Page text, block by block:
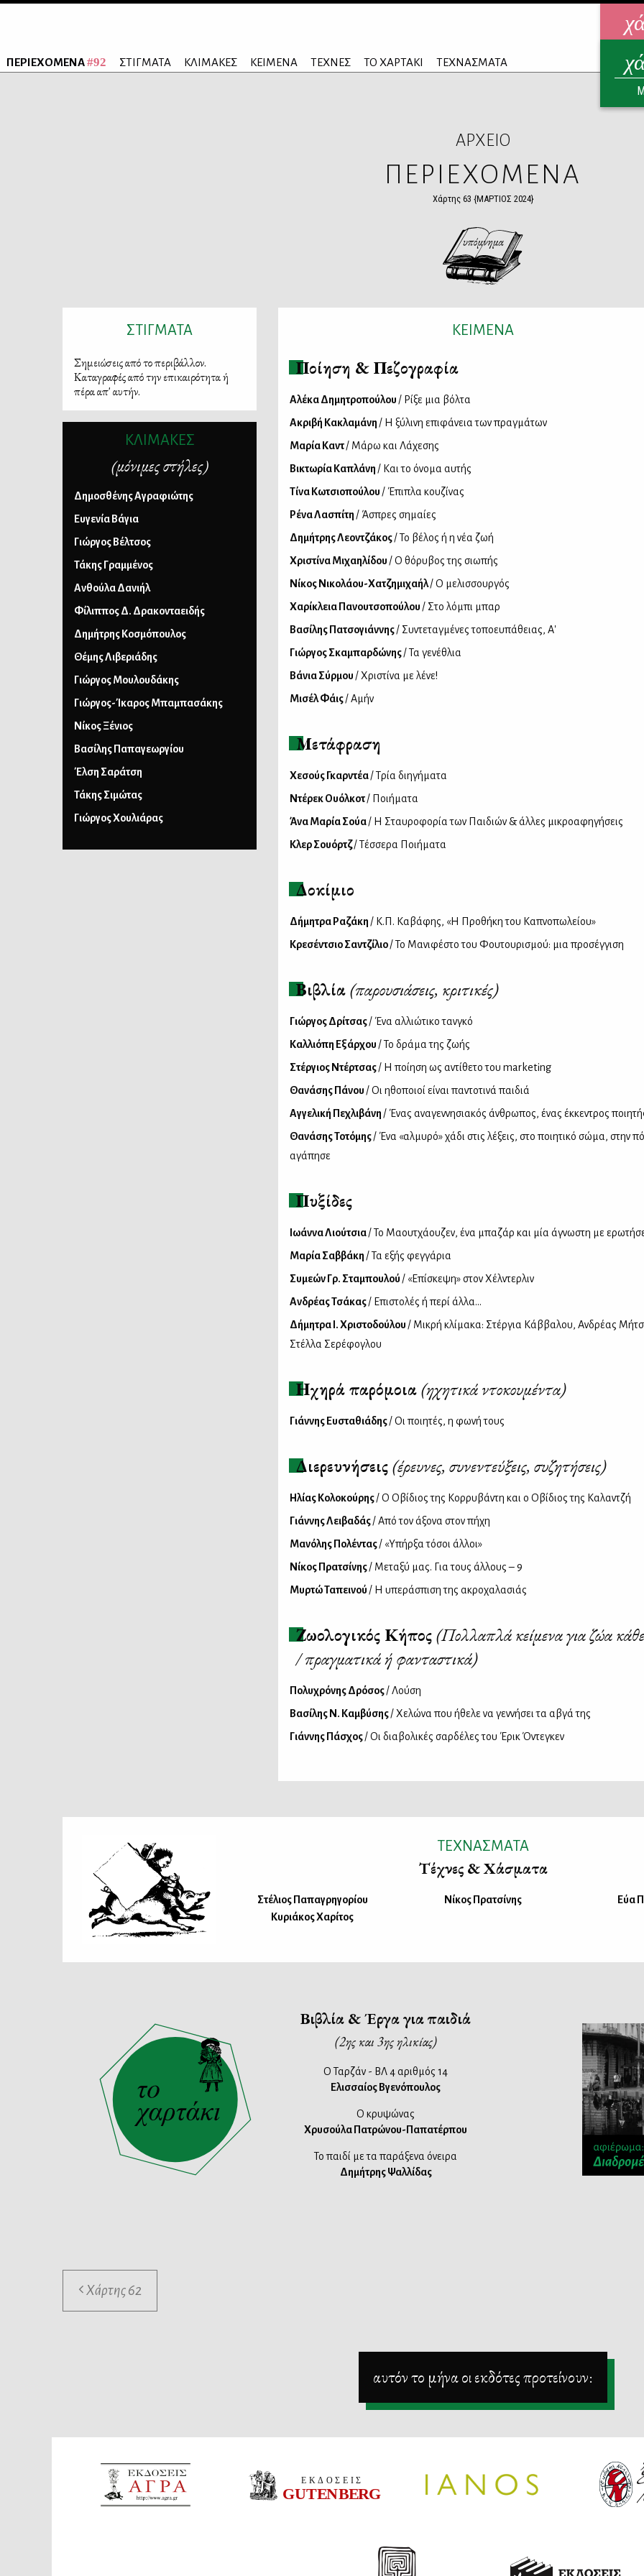
ΠΕΡΙΕΧΟΜΕΝΑ#92 ΣΤΙΓΜΑΤΑ ΚΛΙΜΑΚΕΣ ΚΕΙΜΕΝΑ ΤΕΧΝΕΣ ΤΟ ΧΑΡΤΑΚΙ ΤΕΧΝΑΣΜΑΤΑ
ΑΡΧΕΙΟ
ΠΕΡΙΕΧΟΜΕΝΑ
Χάρτης 63 {ΜΑΡΤΙΟΣ 2024}
ΣΤΙΓΜΑΤΑ
Σημειώσεις από το περιβάλλον.
Καταγραφές από την επικαιρότητα ή
πέρα απ' αυτήν.
ΚΛΙΜΑΚΕΣ
(μόνιμες στήλες)
Δημοσθένης Αγραφιώτης
Ευγενία Βάγια
Γιώργος Βέλτσος
Τάκης Γραμμένος
Ανθούλα Δανιήλ
Φίλιππος Δ. Δρακονταειδής
Δημήτρης Κοσμόπουλος
Θέμης Λιβεριάδης
Γιώργος Μουλουδάκης
Γιώργος-Ίκαρος Μπαμπασάκης
Νίκος Ξένιος
Βασίλης Παπαγεωργίου
Έλση Σαράτση
Τάκης Σιμώτας
Γιώργος Χουλιάρας
ΚΕΙΜΕΝΑ
Ποίηση & Πεζογραφία
Αλέκα Δημητροπούλου / Ρίξε μια βόλτα
Ακριβή Κακλαμάνη / Η ξύλινη επιφάνεια των πραγμάτων
Μαρία Καντ/ Μάρω και Λάχεσης
Βικτωρία Καπλάνη / Και το όνομα αυτής
Τίνα Κωτσιοπούλου / Έπιπλα κουζίνας
Ρένα Λασπίτη / Άσπρες σημαίες
Δημήτρης Λεοντζάκος/ Το βέλος ή η νέα ζωή
Χριστίνα Μιχαηλίδου / Ο θόρυβος της σιωπής
Νίκος Νικολάου-Χατζημιχαήλ/ Ο μελισσουργός
Χαρίκλεια Πανουτσοπούλου / Στο λόμπι μπαρ
Βασίλης Πατσογιάννης/ Συντεταγμένες τοποευπάθειας, Α'
Γιώργος Σκαμπαρδώνης/ Τα γενέθλια
Βάνια Σύρμου / Χριστίνα με λένε!
Μισέλ Φάις/ Αμήν
Μετάφραση
Χεσούς Γκαρντέα/ Τρία διηγήματα
Nτέρεκ Ουόλκοτ/ Ποιήματα
Άνα Μαρία Σούα/ Η Σταυροφορία των Παιδιών & άλλες μικροαφηγήσεις
Κλερ Σουόρτζ/ Τέσσερα Ποιήματα
Δοκίμιο
Δήμητρα Ραζάκη / Κ.Π. Καβάφης, «Η Προθήκη του Καπνοπωλείου»
Κρεσέντσιο Σαντζίλιο/ Το Μανιφέστο του Φουτουρισμού: μια προσέγγιση
Βιβλία(παρουσιάσεις, κριτικές)
Γιώργος Δρίτσας/ Ένα αλλιώτικο τανγκό
Καλλιόπη Εξάρχου / Το δράμα της ζωής
Στέργιος Ντέρτσας/ Η ποίηση ως αντίθετο του marketing
Θανάσης Πάνου / Οι ηθοποιοί είναι παντοτινά παιδιά
Αγγελική Πεχλιβάνη / Ένας αναγεννησιακός άνθρωπος, ένας έκκεντρος
Θανάσης Τοτόμης/ Ένα «αλμυρό» χάδι στις λέξεις, στο ποιητικό σώμα, στην
αγάπησε
Πυξίδες
Ιωάννα Λιούτσια/ Το Μαουτχάουζεν, ένα μπαζάρ και μία άγνωστη με
Μαρία Σαββάκη / Τα εξής φεγγάρια
Συμεών Γρ. Σταμπουλού / «Επίσκεψη» στον Χέλντερλιν
Ανδρέας Τσάκας/ Επιστολές ή περί άλλα...
Δήμητρα Ι. Χριστοδούλου / Μικρή κλίμακα: Στέργια Κάββαλου, Ανδρέας
Στέλλα Σερέφογλου
Ηχηρά παρόμοια(ηχητικά ντοκουμέντα)
Γιάννης Ευσταθιάδης/ Oι ποιητές, η φωνή τους
Διερευνήσεις(έρευνες, συνεντεύξεις, συζητήσεις)
Ηλίας Κολοκούρης/ Ο Οβίδιος της Κορρυβάντη και ο Οβίδιος της Καλαντζή
Γιάννης Λειβαδάς/ Από τον άξονα στον πήχη
Μανόλης Πολέντας/ «Υπήρξα τόσοι άλλοι»
Νίκος Πρατσίνης/ Μεταξύ μας. Για τους άλλους – 9
Μυρτώ Ταπεινού / Η υπεράσπιση της ακροχαλασιάς
Ζωολογικός Κήπος(Πολλαπλά κείμενα για ζώα κάθε
/ πραγματικά ή φανταστικά)
Πολυχρόνης Δρόσος/ Λούση
Βασίλης Ν. Καμβύσης/ Χελώνα που ήθελε να γεννήσει τα αβγά της
Γιάννης Πάσχος/ Οι διαβολικές σαρδέλες του Έρικ Όντεγκεν
ΤΕΧΝΑΣΜΑΤΑ
Τέχνες & Χάσματα
Στέλιος Παπαγρηγορίου Νίκος Πρατσίνης
Εύα
Κυριάκος Χαρίτος
Βιβλία & Έργα για παιδιά
(2ης και 3ης ηλικίας)
Ο Ταρζάν - ΒΛ 4 αριθμός 14
Ελισσαίος Βγενόπουλος
Ο κρυψώνας
Χρυσούλα Πατρώνου-Παπατέρπου
Το παιδί με τα παράξενα όνειρα
Δημήτρης Ψαλλίδας
Χάρτης 62
αυτόν το μήνα οι εκδότες προτείνουν: